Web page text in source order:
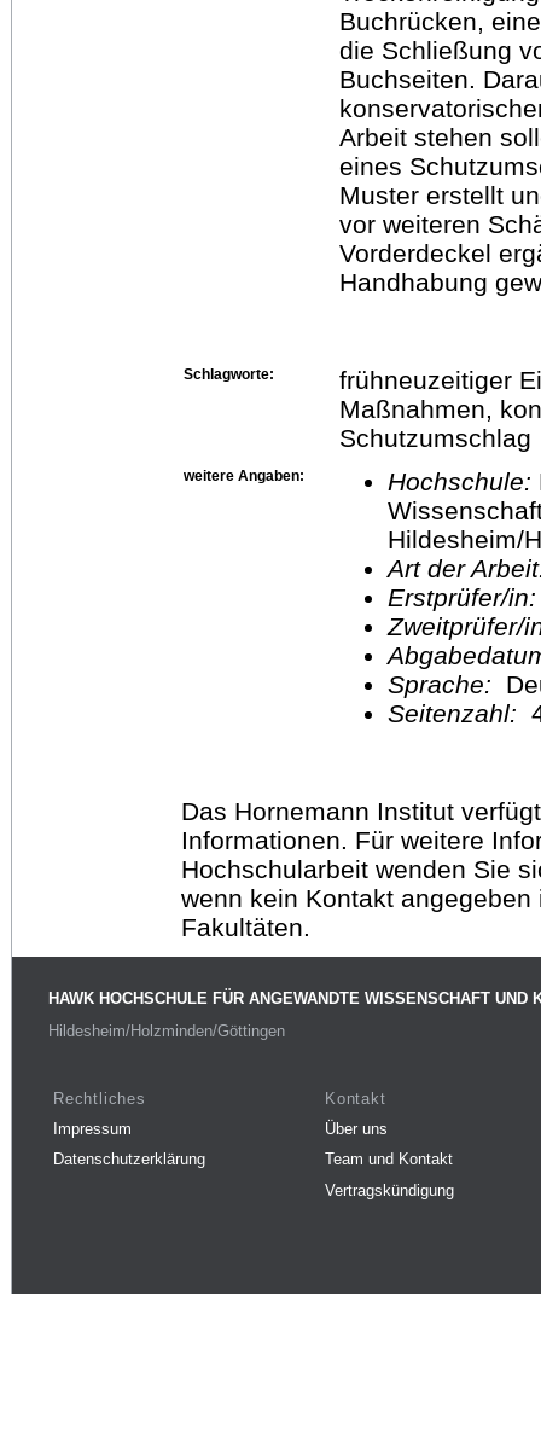
Buchrücken,
die Schließung
Buchseiten.
Arbeit stehen
eines
Muster erstellt
vor weiteren
Vorderdeckel
Handhabung
Schlagworte:
frühneuzeitiger
Maßnahmen,
Schutzumschlag
weitere Angaben: Hochschule:
Hildesheim/
Art der
Erstprüfer/
Sprache:
Seitenzahl:
Das Hornemann Institut
Informationen. Für weitere
Hochschularbeit wenden Sie
wenn kein Kontakt
Fakultäten.
HAWK HOCHSCHULE FÜR ANGEWANDTE WISSENSCHAFT UND
Hildesheim/Holzminden/Göttingen
Rechtliches
Impressum
Datenschutzerklärung
Kontakt
Über uns
Team und Kontakt
Vertragskündigung